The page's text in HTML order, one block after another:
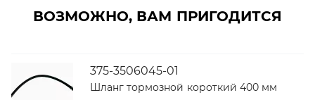
ВОЗМОЖНО, ВАМ ПРИГОДИТСЯ
375-3506045-01
Шланг тормозной короткий 400 мм